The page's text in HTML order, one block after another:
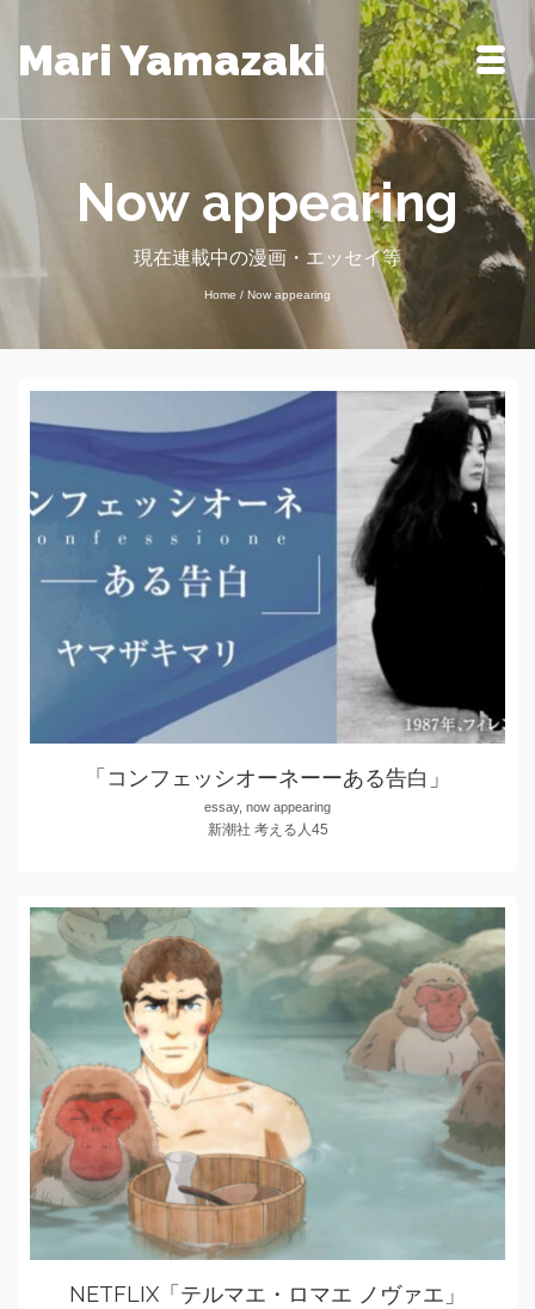
Mari Yamazaki
Now appearing
現在連載中の漫画・エッセイ等
Home / Now appearing
「コンフェッシオーネーーある告白」
essay, now appearing
新潮社 考える人45
NETFLIX「テルマエ・ロマエ ノヴァエ」